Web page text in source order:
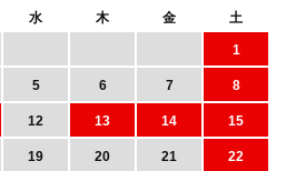
水 木 金
土
1
5 6 7
8
12 13 14
15
19 20 21
22